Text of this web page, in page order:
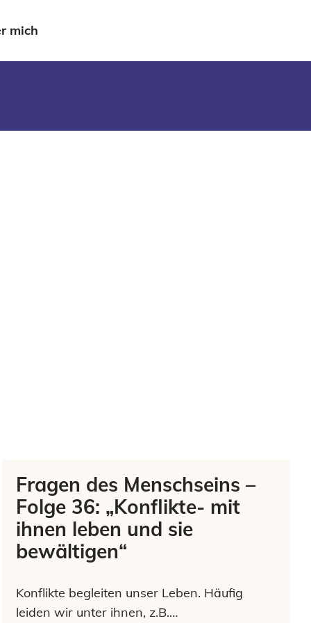
mich
Fragen des Menschseins –
Folge 36: „Konflikte- mit
ihnen leben und sie
bewältigen“
Konflikte begleiten unser Leben. Häufig
leiden wir unter ihnen, z.B.…